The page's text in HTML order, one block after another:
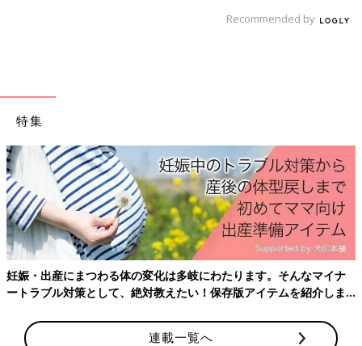
骨盤ベルト、腰痛対策について教えてください🥲🙏腰が痛くて痛
る*****さん
腰が､､､､､腰が痛すぎる😭おしりも痛い😣坐骨神経痛なのか、腰
痛なのか😣骨盤ベルト買うか🛒💭オススメありますか？立ったり
座ったりしてもズレないやつがいいな💦.....
＜続きはアプリから＞
💬 6♥5
同じ出産予定月の妊婦さんの体験談や質問が読める
「まいにちのたまひよ」アプリ
Recommended by
特集
妊娠・出産にまつわる体の変化は多岐にわたります。そんなマイナ
ートラブル対策として、絶対教えたい！保存版アイテムを紹介しま
連載一覧へ